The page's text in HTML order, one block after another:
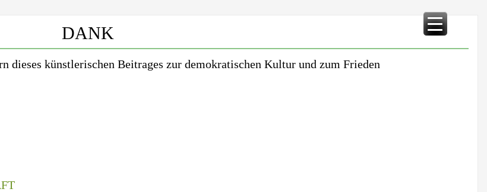
DANK
dieses künstlerischen Beitrages zur demokratischen Kultur und zum Frieden